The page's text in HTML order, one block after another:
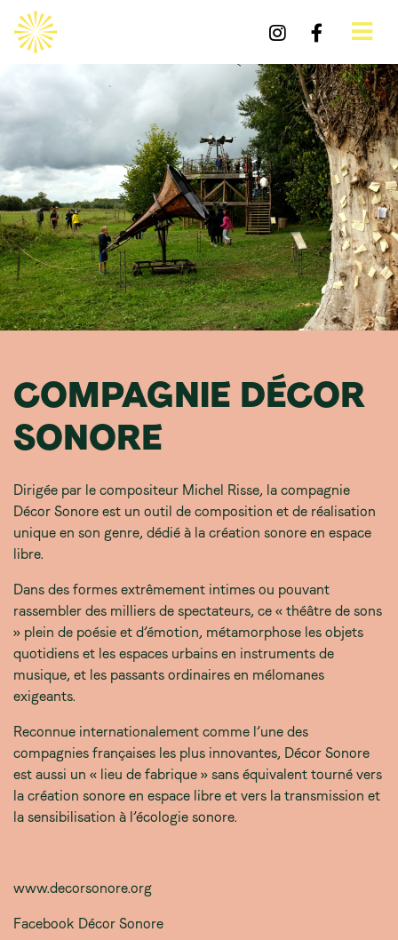
COMPAGNIE DÉCOR
SONORE
Dirigée par le compositeur Michel Risse, la compagnie
Décor Sonore est un outil de composition et de réalisation
unique en son genre, dédié à la création sonore en espace
libre.
Dans des formes extrêmement intimes ou pouvant
rassembler des milliers de spectateurs, ce « théâtre de sons
» plein de poésie et d’émotion, métamorphose les objets
quotidiens et les espaces urbains en instruments de
musique, et les passants ordinaires en mélomanes
exigeants.
Reconnue internationalement comme l’une des
compagnies françaises les plus innovantes, Décor Sonore
est aussi un « lieu de fabrique » sans équivalent tourné vers
la création sonore en espace libre et vers la transmission et
la sensibilisation à l’écologie sonore.
www.decorsonore.org
Facebook Décor Sonore